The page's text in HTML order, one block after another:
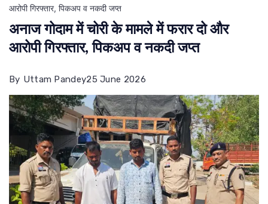
आरोपी गिरफ्तार, पिकअप व नकदी जप्त
अनाज गोदाम में चोरी के मामले में फरार दो और
आरोपी गिरफ्तार, पिकअप व नकदी जप्त
By Uttam Pandey25 June 2026